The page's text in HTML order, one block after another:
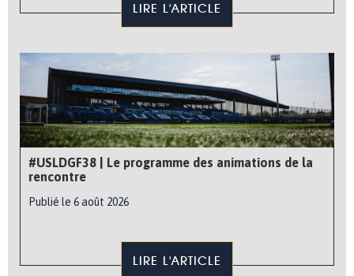
LIRE L'ARTICLE
#USLDGF38 | Le programme des animations de la
rencontre
Publié le 6 août 2026
LIRE L'ARTICLE